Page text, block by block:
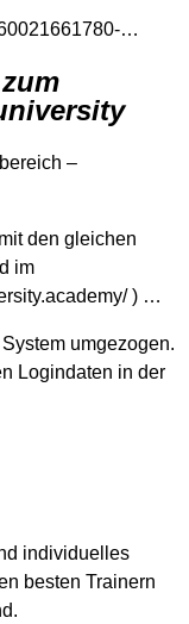
…
–
den gleichen
im
) …
umgezogen.
Logindaten in der
individuelles
besten Trainern